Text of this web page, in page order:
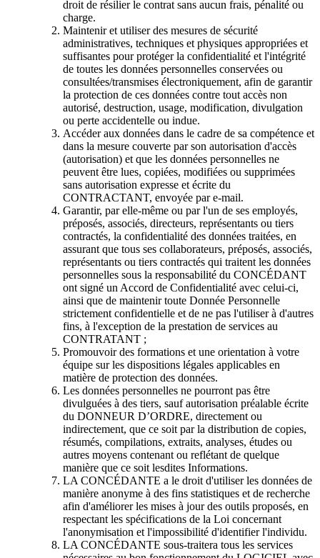
droit de résilier le contrat sans aucun frais, pénalité ou
charge.
Maintenir et utiliser des mesures de sécurité
administratives, techniques et physiques appropriées et
suffisantes pour protéger la confidentialité et l'intégrité
de toutes les données personnelles conservées ou
consultées/transmises électroniquement, afin de garantir
la protection de ces données contre tout accès non
autorisé, destruction, usage, modification, divulgation
ou perte accidentelle ou indue.
Accéder aux données dans le cadre de sa compétence et
dans la mesure couverte par son autorisation d'accès
(autorisation) et que les données personnelles ne
peuvent être lues, copiées, modifiées ou supprimées
sans autorisation expresse et écrite du
CONTRACTANT, envoyée par e-mail.
Garantir, par elle-même ou par l'un de ses employés,
préposés, associés, directeurs, représentants ou tiers
contractés, la confidentialité des données traitées, en
assurant que tous ses collaborateurs, préposés, associés,
représentants ou tiers contractés qui traitent les données
personnelles sous la responsabilité du CONCÉDANT
ont signé un Accord de Confidentialité avec celui-ci,
ainsi que de maintenir toute Donnée Personnelle
strictement confidentielle et de ne pas l'utiliser à d'autres
fins, à l'exception de la prestation de services au
CONTRATANT ;
Promouvoir des formations et une orientation à votre
équipe sur les dispositions légales applicables en
matière de protection des données.
Les données personnelles ne pourront pas être
divulguées à des tiers, sauf autorisation préalable écrite
du DONNEUR D’ORDRE, directement ou
indirectement, que ce soit par la distribution de copies,
résumés, compilations, extraits, analyses, études ou
autres moyens contenant ou reflétant de quelque
manière que ce soit lesdites Informations.
LA CONCÉDANTE a le droit d'utiliser les données de
manière anonyme à des fins statistiques et de recherche
afin d'améliorer les mises à jour des outils proposés, en
respectant les spécifications de la Loi concernant
l'anonymisation et l'impossibilité d'identifier l'individu.
LA CONCÉDANTE sous-traitera tous les services